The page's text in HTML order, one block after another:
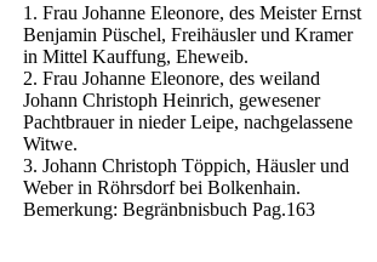
1. Frau Johanne Eleonore, des Meister Ernst
Benjamin Püschel, Freihäusler und Kramer
in Mittel Kauffung, Eheweib.
2. Frau Johanne Eleonore, des weiland
Johann Christoph Heinrich, gewesener
Pachtbrauer in nieder Leipe, nachgelassene
Witwe.
3. Johann Christoph Töppich, Häusler und
Weber in Röhrsdorf bei Bolkenhain.
Bemerkung: Begränbnisbuch Pag.163